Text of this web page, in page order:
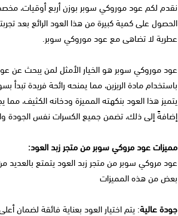
نقدم لكم عود موروكي سوبر بوزن أربع أوقيات،
الحصول على كمية كبيرة من هذا العود الرائع بعد
عطرية لا تضاهى مع عود موروكي سوبر.
عود موروكي سوبر هو الخيار الأمثل لمن يبحث عن
باستخدام مادة الريزين، مما يمنحه رائحة فريدة تبدأ
يتميز هذا العود بنكهته المميزة ودخانه الكثيف،
إضافةً إلى ذلك، تضمن جميع الكسرات نفس الجودة
مميزات عود مروكي سوبر من متجر زبد العود:
عود مروكي سوبر من متجر زبد العود يتمتع بالعديد
بعض من هذه المميزات
جودة عالية: يتم اختيار العود بعناية فائقة لضمان